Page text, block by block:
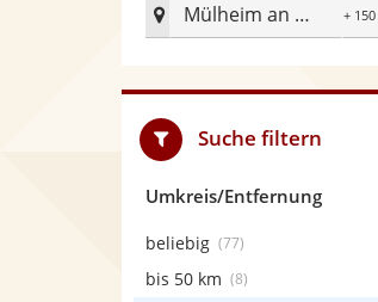
Mülheim an der Ruhr
Suche filtern
Umkreis/Entfernung
beliebig (77)
bis 50 km (8)